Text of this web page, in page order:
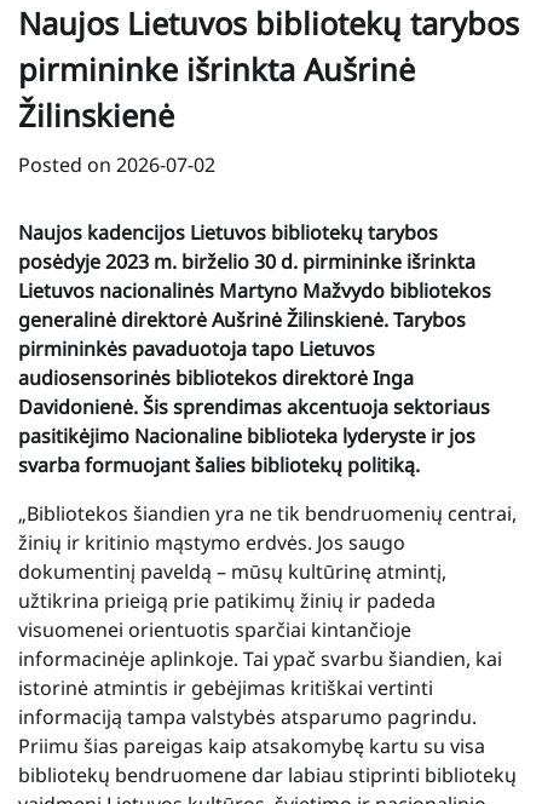
Naujos Lietuvos bibliotekų tarybos
pirmininke išrinkta Aušrinė
Žilinskienė
Posted on 2026-07-02
Naujos kadencijos Lietuvos bibliotekų tarybos
posėdyje 2023 m. birželio 30 d. pirmininke išrinkta
Lietuvos nacionalinės Martyno Mažvydo bibliotekos
generalinė direktorė Aušrinė Žilinskienė. Tarybos
pirmininkės pavaduotoja tapo Lietuvos
audiosensorinės bibliotekos direktorė Inga
Davidonienė. Šis sprendimas akcentuoja sektoriaus
pasitikėjimo Nacionaline biblioteka lyderyste ir jos
svarba formuojant šalies bibliotekų politiką.
„Bibliotekos šiandien yra ne tik bendruomenių centrai,
žinių ir kritinio mąstymo erdvės. Jos saugo
dokumentinį paveldą – mūsų kultūrinę atmintį,
užtikrina prieigą prie patikimų žinių ir padeda
visuomenei orientuotis sparčiai kintančioje
informacinėje aplinkoje. Tai ypač svarbu šiandien, kai
istorinė atmintis ir gebėjimas kritiškai vertinti
informaciją tampa valstybės atsparumo pagrindu.
Priimu šias pareigas kaip atsakomybę kartu su visa
bibliotekų bendruomene dar labiau stiprinti bibliotekų